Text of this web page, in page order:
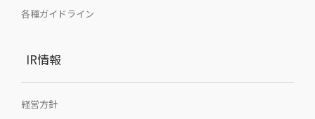
各種ガイドライン
IR情報
経営方針